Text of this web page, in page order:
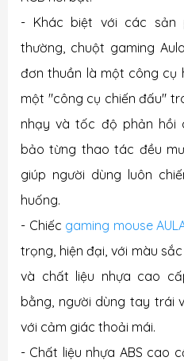
- Khác biệt với các sản
thường, chuột gaming
đơn thuần là một công cụ
một "công cụ chiến đấu"
nhạy và tốc độ phản hồi
bảo từng thao tác đều
giúp người dùng luôn
huống.
- Chiếc gaming mouse
trọng, hiện đại, với màu
và chất liệu nhựa cao
bằng, người dùng tay trái
với cảm giác thoải mái.
- Chất liệu nhựa ABS cao